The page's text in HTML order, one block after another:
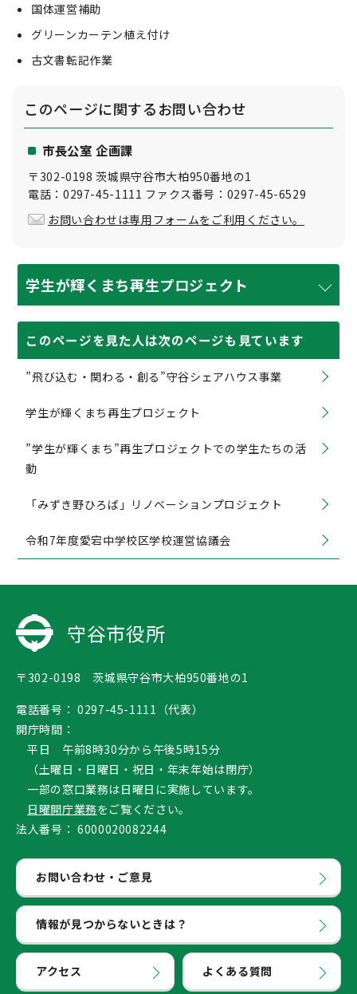
国体運営補助
グリーンカーテン植え付け
古文書転記作業
このページに関するお問い合わせ
市長公室 企画課
〒302-0198 茨城県守谷市大柏950番地の1
電話：0297-45-1111 ファクス番号：0297-45-6529
お問い合わせは専用フォームをご利用ください。
学生が輝くまち再生プロジェクト
このページを見た人は次のページも見ています
”飛び込む・関わる・創る”守谷シェアハウス事業
学生が輝くまち再生プロジェクト
”学生が輝くまち”再生プロジェクトでの学生たちの活
動
「みずき野ひろば」リノベーションプロジェクト
令和7年度愛宕中学校区学校運営協議会
守谷市役所
〒302-0198 茨城県守谷市大柏950番地の1
電話番号： 0297-45-1111（代表）
開庁時間：
平日 午前8時30分から午後5時15分
（土曜日・日曜日・祝日・年末年始は閉庁）
一部の窓口業務は日曜日に実施しています。
日曜開庁業務をご覧ください。
法人番号： 6000020082244
お問い合わせ・ご意見
情報が見つからないときは？
アクセス よくある質問